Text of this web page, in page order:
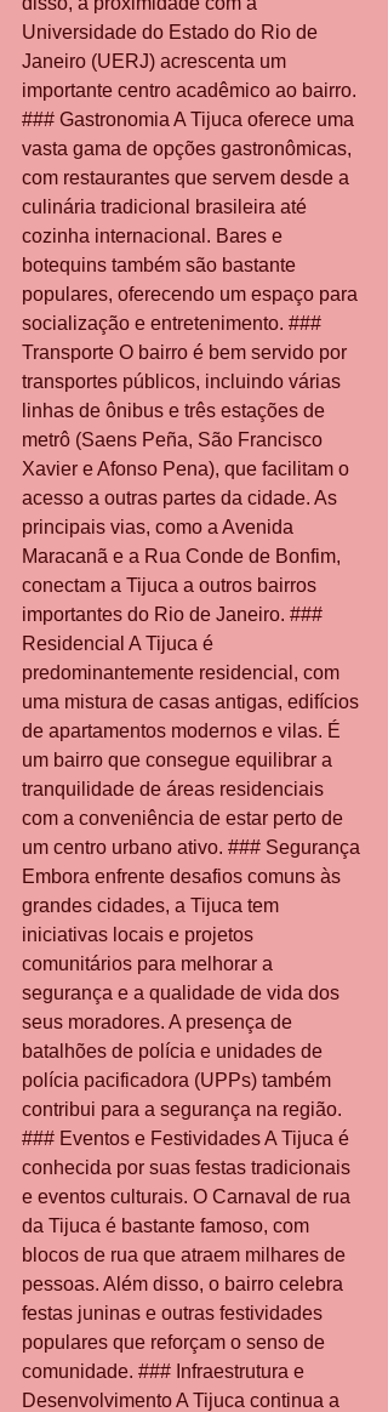
Universidade do Estado do Rio de
Janeiro (UERJ) acrescenta um
importante centro acadêmico ao bairro.
### Gastronomia A Tijuca oferece uma
vasta gama de opções gastronômicas,
com restaurantes que servem desde a
culinária tradicional brasileira até
cozinha internacional. Bares e
botequins também são bastante
populares, oferecendo um espaço para
socialização e entretenimento. ###
Transporte O bairro é bem servido por
transportes públicos, incluindo várias
linhas de ônibus e três estações de
metrô (Saens Peña, São Francisco
Xavier e Afonso Pena), que facilitam o
acesso a outras partes da cidade. As
principais vias, como a Avenida
Maracanã e a Rua Conde de Bonfim,
conectam a Tijuca a outros bairros
importantes do Rio de Janeiro. ###
Residencial A Tijuca é
predominantemente residencial, com
uma mistura de casas antigas, edifícios
de apartamentos modernos e vilas. É
um bairro que consegue equilibrar a
tranquilidade de áreas residenciais
com a conveniência de estar perto de
um centro urbano ativo. ### Segurança
Embora enfrente desafios comuns às
grandes cidades, a Tijuca tem
iniciativas locais e projetos
comunitários para melhorar a
segurança e a qualidade de vida dos
seus moradores. A presença de
batalhões de polícia e unidades de
polícia pacificadora (UPPs) também
contribui para a segurança na região.
### Eventos e Festividades A Tijuca é
conhecida por suas festas tradicionais
e eventos culturais. O Carnaval de rua
da Tijuca é bastante famoso, com
blocos de rua que atraem milhares de
pessoas. Além disso, o bairro celebra
festas juninas e outras festividades
populares que reforçam o senso de
comunidade. ### Infraestrutura e
Desenvolvimento A Tijuca continua a